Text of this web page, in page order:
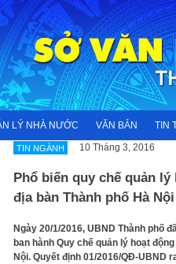
LÝ NHÀ NƯỚC VĂN BẢN TIN
TIN NGÀNH 10 Tháng 3, 2016
Phổ biến quy chế quản
địa bàn Thành phố Hà Nội
Ngày 20/1/2016, UBND Thành phố
ban hành Quy chế quản lý hoạt
Nội. Quyết định 01/2016/QĐ-UBND